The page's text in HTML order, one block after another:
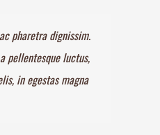
pharetra dignissim.
pellentesque luctus,
in egestas magna